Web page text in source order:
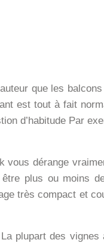
que les
est tout à fait
d’habitude Par
vous dérange
plus ou moins
très compact et
plupart des vignes